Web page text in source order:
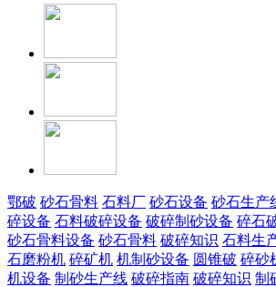
鄂破 砂石骨料 石料厂 砂石设备 砂石生产
碎设备 石料破碎设备 破碎制砂设备 碎石
砂石骨料设备 砂石骨料 破碎知识 石料生
石磨粉机 碎矿机 机制砂设备 圆锥破 碎砂
机设备 制砂生产线 破碎指南 破碎知识 制